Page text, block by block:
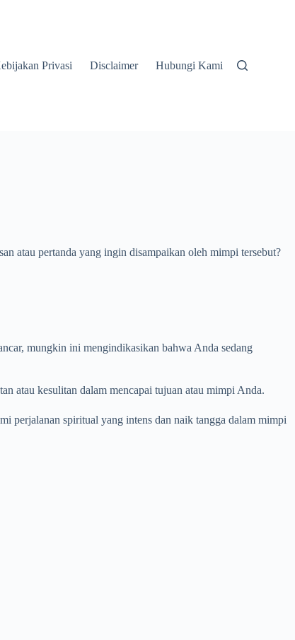
Privasi Disclaimer Hubungi Kami
atau pertanda yang ingin disampaikan oleh mimpi tersebut?
mungkin ini mengindikasikan bahwa Anda sedang
atau kesulitan dalam mencapai tujuan atau mimpi Anda.
perjalanan spiritual yang intens dan naik tangga dalam mimpi